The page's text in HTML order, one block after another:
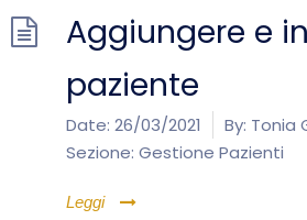
Aggiungere e
paziente
Date: 26/03/2021 By: Tonia
Sezione: Gestione Pazienti
Leggi